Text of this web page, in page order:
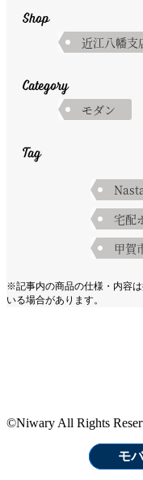
Shop
近江八幡支
Category
モダン
Tag
宅配
甲賀
※記事内の商品の仕様・内容
いる場合があります。
©Niwary All Rights
モ